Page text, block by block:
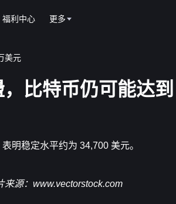
福利中心 更多
美元
比特币仍可能达
明稳定水平约为 34,700 美元。
来源： www.vectorstock.com